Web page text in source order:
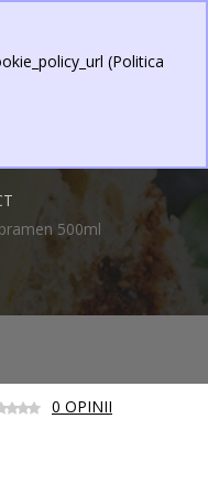
(Politica
500ml
0 OPINII